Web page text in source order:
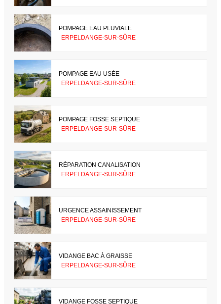
POMPAGE EAU PLUVIALE
ERPELDANGE-SUR-SÛRE
POMPAGE EAU USÉE
ERPELDANGE-SUR-SÛRE
POMPAGE FOSSE SEPTIQUE
ERPELDANGE-SUR-SÛRE
RÉPARATION CANALISATION
ERPELDANGE-SUR-SÛRE
URGENCE ASSAINISSEMENT
ERPELDANGE-SUR-SÛRE
VIDANGE BAC À GRAISSE
ERPELDANGE-SUR-SÛRE
VIDANGE FOSSE SEPTIQUE